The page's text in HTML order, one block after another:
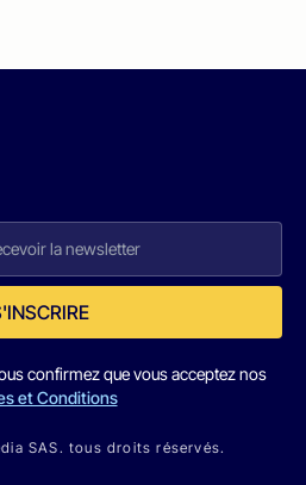
confirmez que vous acceptez nos
et Conditions
SAS. tous droits réservés.